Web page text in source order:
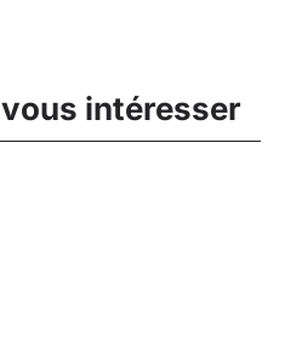
intéresser